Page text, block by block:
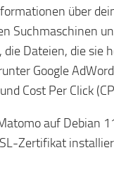
über
Suchmaschinen
Dateien, die sie
Google
Cost Per Click
auf Debian
Zertifikat